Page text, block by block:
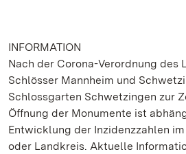
INFORMATION
Nach der Corona-Verordnung des
Schlösser Mannheim und
Schlossgarten Schwetzingen zur
Öffnung der Monumente ist
Entwicklung der Inzidenzzahlen
oder Landkreis. Aktuelle